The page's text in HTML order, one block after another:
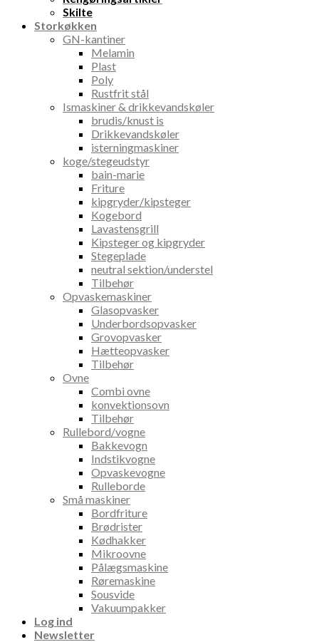
Skilte
Storkøkken
GN-kantiner
Melamin
Plast
Poly
Rustfrit stål
Ismaskiner & drikkevandskøler
brudis/knust is
Drikkevandskøler
isterningmaskiner
koge/stegeudstyr
bain-marie
Friture
kipgryder/kipsteger
Kogebord
Lavastensgrill
Kipsteger og kipgryder
Stegeplade
neutral sektion/understel
Tilbehør
Opvaskemaskiner
Glasopvasker
Underbordsopvasker
Grovopvasker
Hætteopvasker
Tilbehør
Ovne
Combi ovne
konvektionsovn
Tilbehør
Rullebord/vogne
Bakkevogn
Indstikvogne
Opvaskevogne
Rulleborde
Små maskiner
Bordfriture
Brødrister
Kødhakker
Mikroovne
Pålægsmaskine
Røremaskine
Sousvide
Vakuumpakker
Log ind
Newsletter